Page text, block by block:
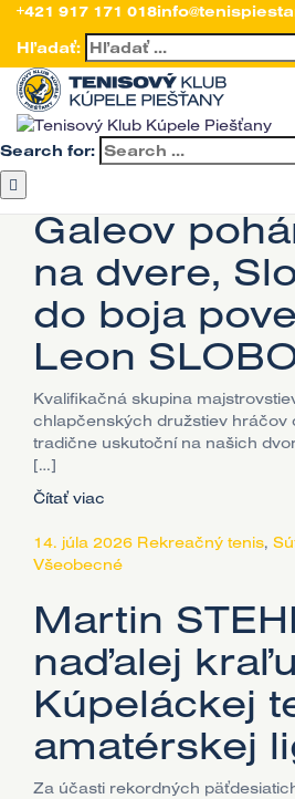
+421 917 171 018
Hľadať:
Search for:
Currently
Súťaže
Úvod>Súťaže
Galeov
na dvere,
do boja
Leon
Kvalifikačná skupina
chlapčenských družstiev hráčov
tradične uskutoční na našich
[…]
Čítať viac
14. júla 2026 Rekreačný tenis,
Všeobecné
Martin
naďalej
Kúpeláckej
amatérskej
Za účasti rekordných